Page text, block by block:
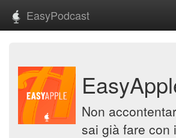
EasyPodcast
Non
sai già fare con